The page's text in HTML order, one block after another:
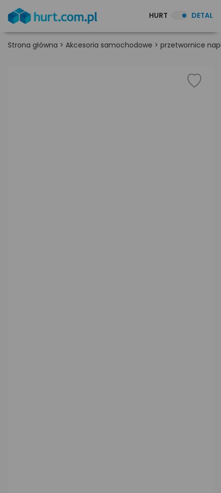
HURT DETAL
Strona główna > Akcesoria samochodowe > przetwornice